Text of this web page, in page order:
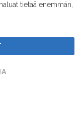
© 2026
tietää enemmän,